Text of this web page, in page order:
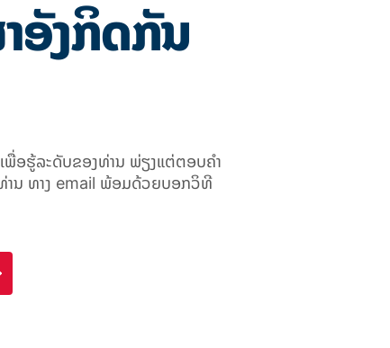
ອັງກິດກັນ
ພື່ອຮູ້ລະດັບຂອງທ່ານ ພ່ຽງແຕ່ຕອບຄຳ
ານ ທາງ email ພ້ອມດ້ວຍບອກວິທີ